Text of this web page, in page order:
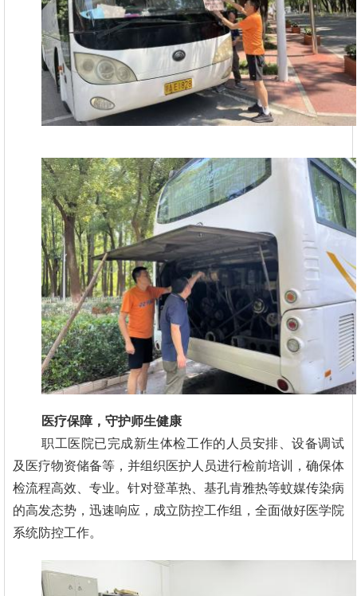
医疗保障，守护师生健康
职工医院已完成新生体检工作的人员安排、设备调试
及医疗物资储备等，并组织医护人员进行检前培训，确保体
检流程高效、专业。针对登革热、基孔肯雅热等蚊媒传染病
的高发态势，迅速响应，成立防控工作组，全面做好医学院
系统防控工作。